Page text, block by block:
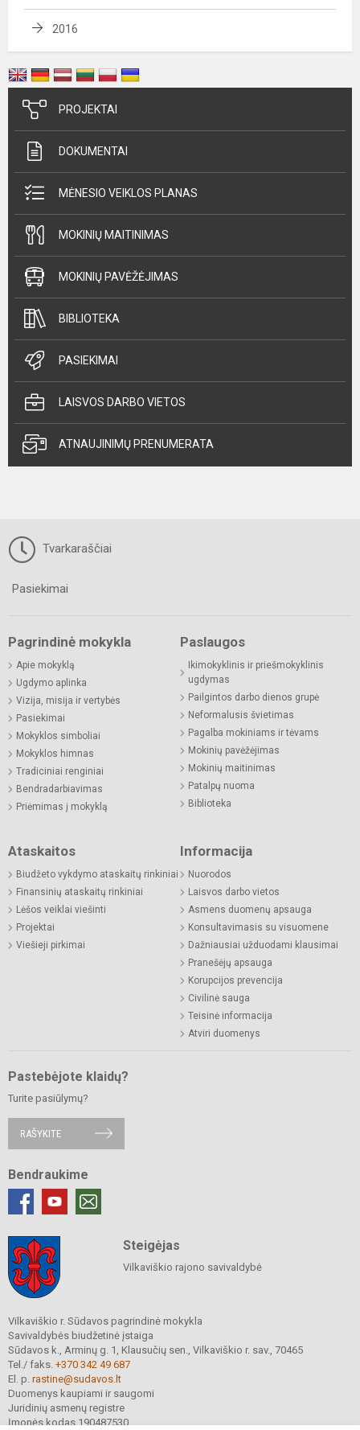
2016
PROJEKTAI
DOKUMENTAI
MĖNESIO VEIKLOS PLANAS
MOKINIŲ MAITINIMAS
MOKINIŲ PAVĖŽĖJIMAS
BIBLIOTEKA
PASIEKIMAI
LAISVOS DARBO VIETOS
ATNAUJINIMŲ PRENUMERATA
Tvarkaraščiai
Pasiekimai
Pagrindinė mokykla
Apie mokyklą
Ugdymo aplinka
Vizija, misija ir vertybės
Pasiekimai
Mokyklos simboliai
Mokyklos himnas
Tradiciniai renginiai
Bendradarbiavimas
Priėmimas į mokyklą
Paslaugos
Ikimokyklinis ir priešmokyklinis
ugdymas
Pailgintos darbo dienos grupė
Neformalusis švietimas
Pagalba mokiniams ir tėvams
Mokinių pavėžėjimas
Mokinių maitinimas
Patalpų nuoma
Biblioteka
Ataskaitos
Biudžeto vykdymo ataskaitų rinkiniai
Finansinių ataskaitų rinkiniai
Lėšos veiklai viešinti
Projektai
Viešieji pirkimai
Informacija
Nuorodos
Laisvos darbo vietos
Asmens duomenų apsauga
Konsultavimasis su visuomene
Dažniausiai užduodami klausimai
Pranešėjų apsauga
Korupcijos prevencija
Civilinė sauga
Teisinė informacija
Atviri duomenys
Pastebėjote klaidų?
Turite pasiūlymų?
RAŠYKITE
Bendraukime
Steigėjas
Vilkaviškio rajono savivaldybė
Vilkaviškio r. Sūdavos pagrindinė mokykla
Savivaldybės biudžetinė įstaiga
Sūdavos k., Arminų g. 1, Klausučių sen., Vilkaviškio r. sav., 70465
Tel./ faks. +370 342 49 687
El. p. rastine@sudavos.lt
Duomenys kaupiami ir saugomi
Juridinių asmenų registre
Įmonės kodas 190487530